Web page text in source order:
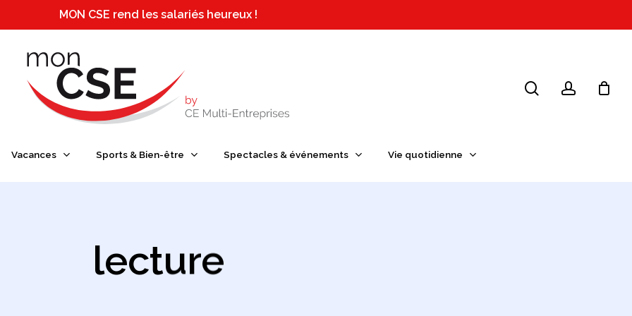
MON CSE rend les salariés heureux !
ou ESC pour fermer
Vacances Sports & Bien-être Spectacles & événements Vie quotidienne
lecture